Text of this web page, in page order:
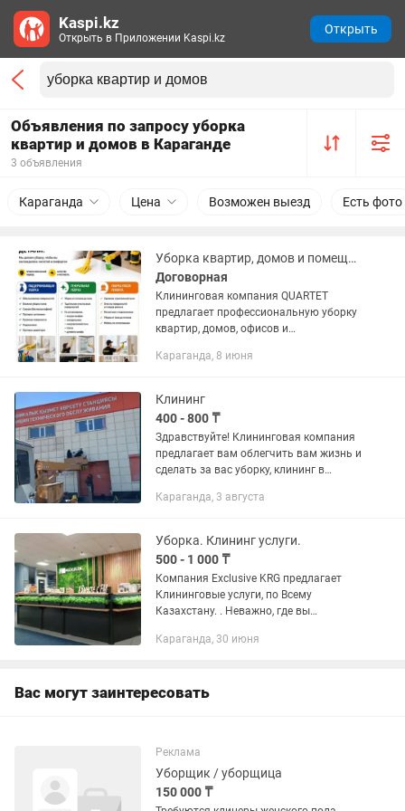
Объявления по запросу уборка
квартир и домов в Караганде
3 объявления
Караганда Цена Возможен выезд Есть фото
Уборка квартир, домов и помещений От 500 /м Караганда
Договорная
Клининговая компания QUARTET
предлагает профессиональную уборку
квартир, домов, офисов и
Выполняем: • Влажную уборку — от 500
Караганда, 8 июня
Клининг
400 - 800 ₸
Здравствуйте! Клининговая компания
предлагает вам облегчить вам жизнь и
сделать за вас уборку, клининг в
подъездов,заводов.коммерческих
Караганда, 3 августа
Уборка. Клининг услуги.
500 - 1 000 ₸
Компания Exclusive KRG предлагает
Клининговые услуги, по Всему
Казахстану. . Неважно, где вы
одни из главных факторов для
Караганда, 30 июня
Вас могут заинтересовать
Реклама
Уборщик / уборщица
150 000 ₸
Kaspi.kz
Открыть в Приложении Kaspi.kz
Открыть